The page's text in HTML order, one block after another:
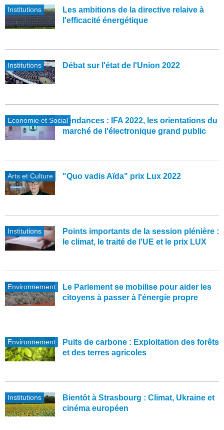
Institutions
Les ambitions de la directive relaive à
l'efficacité énergétique
Institutions Débat sur l'état de l'Union 2022
Economie et SocialTendances : IFA 2022, les orientations du
marché de l'électronique grand public
Arts et Culture "Quo vadis Aïda" prix Lux 2022
Institutions
Points importants de la session plénière :
le climat, le traité de l'UE et le prix LUX
Environnement
Le Parlement se mobilise pour aider les
citoyens à passer à l'énergie propre
Environnement
Puits de carbone : Exploitation des forêts
et des terres agricoles
Institutions
Bientôt à Strasbourg : Climat, Ukraine et
cinéma européen